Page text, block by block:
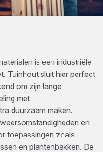
is een industriële
Tuinhout sluit hier perfect
om zijn lange
met
duurzaam maken.
en
toepassingen zoals
en plantenbakken. De